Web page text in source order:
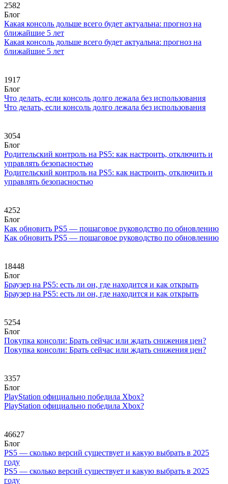
2582
Блог
Какая консоль дольше всего будет актуальна: прогноз на
ближайшие 5 лет
Какая консоль дольше всего будет актуальна: прогноз на
ближайшие 5 лет
1917
Блог
Что делать, если консоль долго лежала без использования
Что делать, если консоль долго лежала без использования
3054
Блог
Родительский контроль на PS5: как настроить, отключить и
управлять безопасностью
Родительский контроль на PS5: как настроить, отключить и
управлять безопасностью
4252
Блог
Как обновить PS5 — пошаговое руководство по обновлению
Как обновить PS5 — пошаговое руководство по обновлению
18448
Блог
Браузер на PS5: есть ли он, где находится и как открыть
Браузер на PS5: есть ли он, где находится и как открыть
5254
Блог
Покупка консоли: Брать сейчас или ждать снижения цен?
Покупка консоли: Брать сейчас или ждать снижения цен?
3357
Блог
PlayStation официально победила Xbox?
PlayStation официально победила Xbox?
46627
Блог
PS5 — сколько версий существует и какую выбрать в 2025
году
PS5 — сколько версий существует и какую выбрать в 2025
году